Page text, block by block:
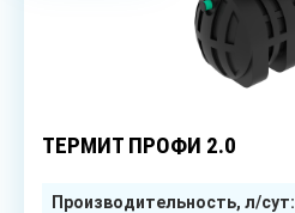
ТЕРМИТ ПРОФИ 2.0
Производительность, л/сут: